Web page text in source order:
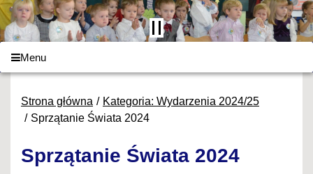
Menu
Strona główna
Kategoria: Wydarzenia 2024/25
Sprzątanie Świata 2024
Sprzątanie Świata 2024